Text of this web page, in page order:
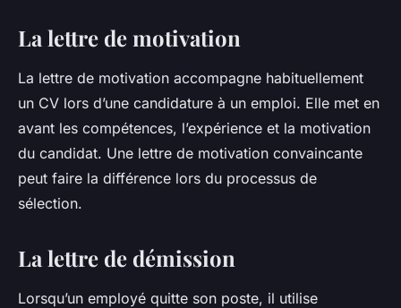
La lettre de motivation
La lettre de motivation accompagne habituellement
un CV lors d’une candidature à un emploi. Elle met en
avant les compétences, l’expérience et la motivation
du candidat. Une lettre de motivation convaincante
peut faire la différence lors du processus de
sélection.
La lettre de démission
Lorsqu’un employé quitte son poste, il utilise